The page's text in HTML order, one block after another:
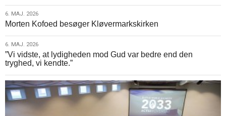
2026
6.
maj.
2026
6. MAJ. 2026
Morten Kofoed besøger Kløvermarkskirken
6.
maj.
2026
6. MAJ. 2026
”Vi vidste, at lydigheden mod Gud var bedre end den
tryghed, vi kendte.”